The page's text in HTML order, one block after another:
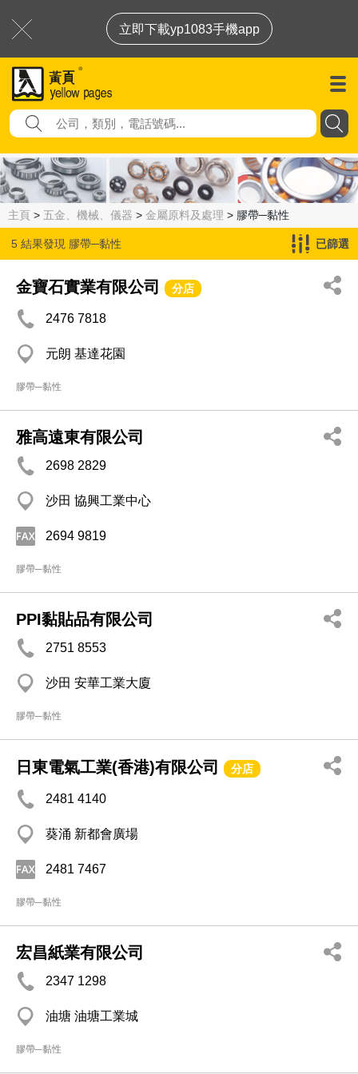
立即下載yp1083手機app
主頁 > 五金、機械、儀器 > 金屬原料及處理 > 膠帶─黏性
5 結果發現 膠帶─黏性 已篩選
金寶石實業有限公司 分店
2476 7818
元朗 基達花園
膠帶─黏性
雅高遠東有限公司
2698 2829
沙田 協興工業中心
2694 9819
膠帶─黏性
PPI黏貼品有限公司
2751 8553
沙田 安華工業大廈
膠帶─黏性
日東電氣工業(香港)有限公司 分店
2481 4140
葵涌 新都會廣場
2481 7467
膠帶─黏性
宏昌紙業有限公司
2347 1298
油塘 油塘工業城
膠帶─黏性